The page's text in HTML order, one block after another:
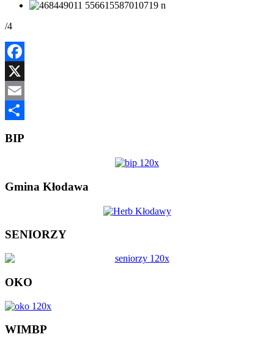
/4
Facebook
X
Email
BIP
Gmina Kłodawa
SENIORZY
OKO
WIMBP